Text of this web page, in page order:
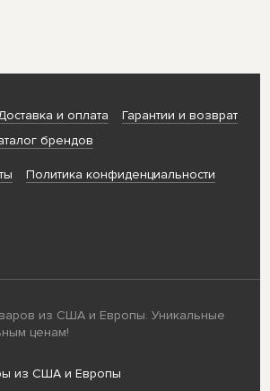
и оплата
Гарантии и возврат
брендов
Политика конфиденциальности
из США и Европы. Уникальные
ценам!
из США и Европы